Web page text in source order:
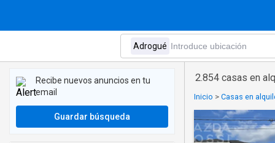
2.854 casas en
Inicio > Casas en
Recibe nuevos anuncios en tu
email
Guardar búsqueda